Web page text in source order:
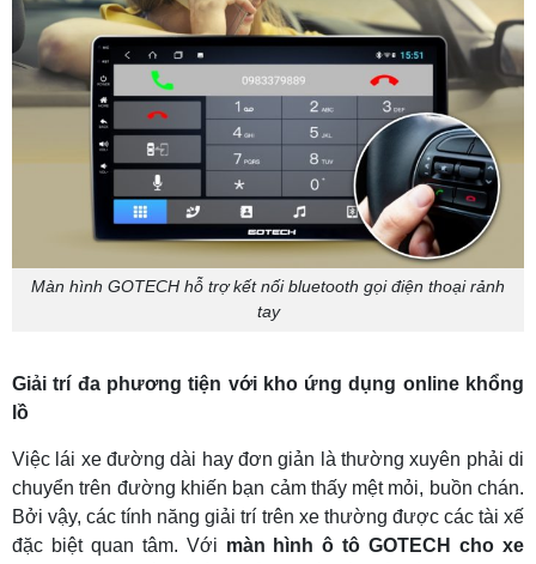
Màn hình GOTECH hỗ trợ kết nối bluetooth gọi điện thoại rảnh
tay
Giải trí đa phương tiện với kho ứng dụng online khổng
lồ
Việc lái xe đường dài hay đơn giản là thường xuyên phải di
chuyển trên đường khiến bạn cảm thấy mệt mỏi, buồn chán.
Bởi vậy, các tính năng giải trí trên xe thường được các tài xế
đặc biệt quan tâm. Với màn hình ô tô GOTECH cho xe